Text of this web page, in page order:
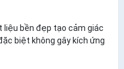
bền đẹp tạo cảm giác
biệt không gây kích ứng